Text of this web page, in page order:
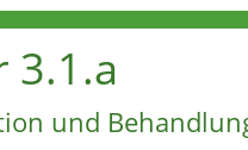
3.1.a
und